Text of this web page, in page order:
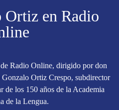
Ortiz en Radio
Radio Online, dirigido por don
Ortiz Crespo, subdirector
de los 150 años de la Academia
de la Lengua.